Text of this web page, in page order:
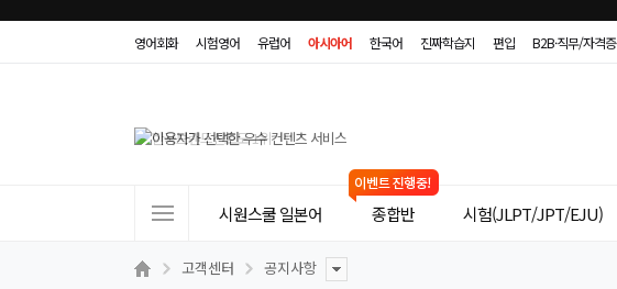
영어회화 시험영어 유럽어 아시아어 한국어 진짜학습지 편입 B2B·직무/자격증
트
시원스쿨 일본어 종합반 시험(JLPT/JPT/EJU)
고객센터 공지사항